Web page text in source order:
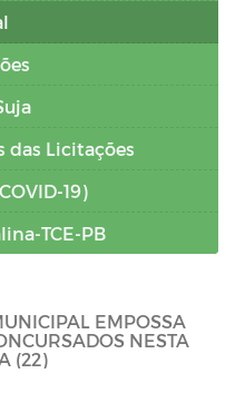
das Licitações
19)
TCE-PB
EMPOSSA
NESTA
(22)